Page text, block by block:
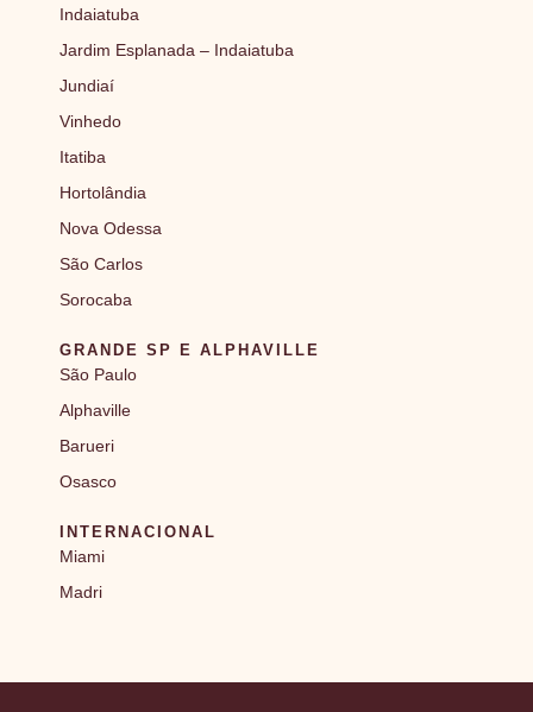
Indaiatuba
Jardim Esplanada – Indaiatuba
Jundiaí
Vinhedo
Itatiba
Hortolândia
Nova Odessa
São Carlos
Sorocaba
GRANDE SP E ALPHAVILLE
São Paulo
Alphaville
Barueri
Osasco
INTERNACIONAL
Miami
Madri